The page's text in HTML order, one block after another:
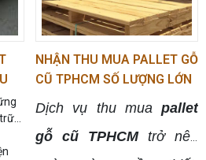
quản pallet
NHẬN THU MUA PALLET GỖ
CŨ TPHCM SỐ LƯỢNG LỚN
Dịch vụ thu mua pallet
gỗ cũ TPHCMtrở nên